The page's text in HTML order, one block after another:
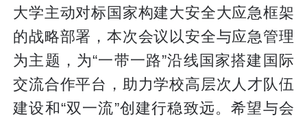
大学主动对标国家构建大安全大应急框架
的战略部署，本次会议以安全与应急管理
为主题，为“一带一路”沿线国家搭建国际
交流合作平台，助力学校高层次人才队伍
建设和“双一流”创建行稳致远。希望与会